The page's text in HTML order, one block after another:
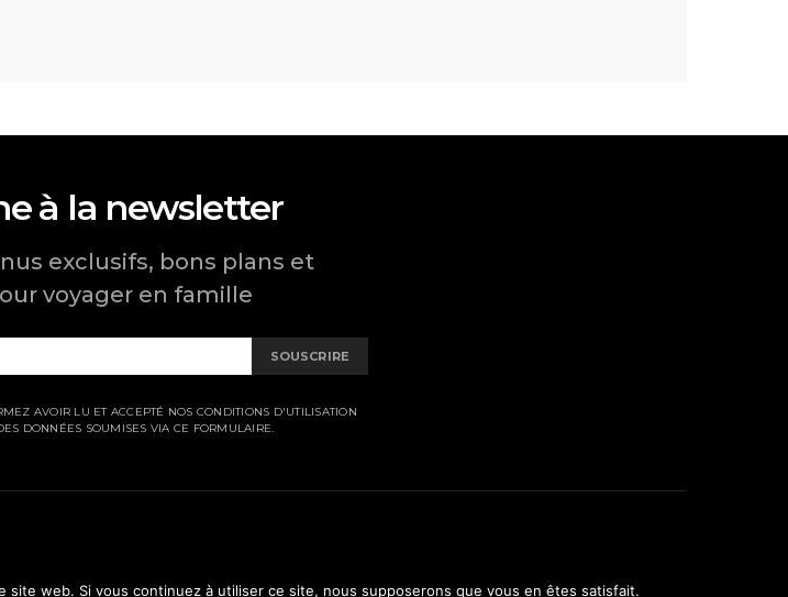
à la newsletter
exclusifs, bons plans et
voyager en famille
SOUSCRIRE
AVOIR LU ET ACCEPTÉ NOS CONDITIONS D'UTILISATION
DONNÉES SOUMISES VIA CE FORMULAIRE.
web. Si vous continuez à utiliser ce site, nous supposerons que vous en êtes satisfait.